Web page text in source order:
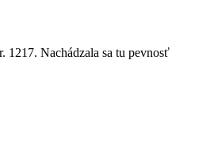
1217. Nachádzala sa tu pevnosť